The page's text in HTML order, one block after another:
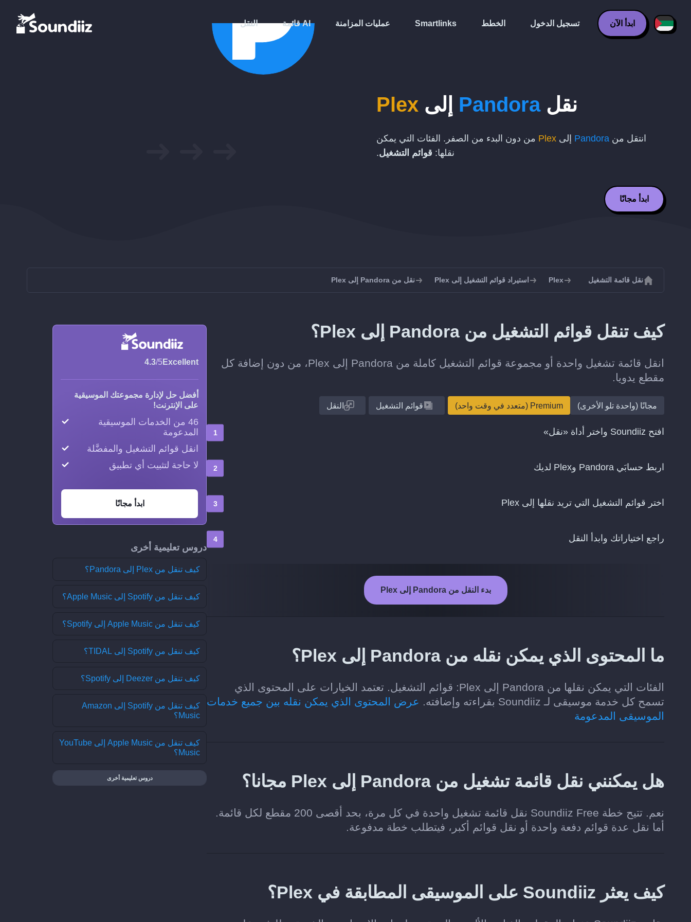
النقل قائمة AI عمليات المزامنة Smartlinks الخطط تسجيل الدخول ابدأ الآن
نقلPandora إلى Plex
انتقل من Pandora إلى Plex من دون البدء من الصفر. الفئات التي يمكن
نقلها: قوائم التشغيل.
ابدأ مجانًا
نقل قائمة التشغيل Plex استيراد قوائم التشغيل إلى Plex نقل من Pandora إلى Plex
كيف تنقل قوائم التشغيل من Pandora إلى Plex؟
انقل قائمة تشغيل واحدة أو مجموعة قوائم التشغيل كاملة من Pandora إلى Plex، من دون إضافة كل
مقطع يدويا.
مجانًا (واحدة تلو الأخرى) Premium (متعدد في وقت واحد) قوائم التشغيل النقل
افتح Soundiiz واختر أداة «نقل»
اربط حسابَي Pandora وPlex لديك
اختر قوائم التشغيل التي تريد نقلها إلى Plex
راجع اختياراتك وابدأ النقل
بدء النقل من Pandora إلى Plex
ما المحتوى الذي يمكن نقله من Pandora إلى Plex؟
الفئات التي يمكن نقلها من Pandora إلى Plex: قوائم التشغيل. تعتمد الخيارات على المحتوى الذي
تسمح كل خدمة موسيقى لـ Soundiiz بقراءته وإضافته.
عرض المحتوى الذي يمكن نقله بين جميع خدمات
الموسيقى المدعومة
هل يمكنني نقل قائمة تشغيل من Pandora إلى Plex مجانا؟
نعم. تتيح خطة Soundiiz Free نقل قائمة تشغيل واحدة في كل مرة، بحد أقصى 200 مقطع لكل قائمة.
أما نقل عدة قوائم دفعة واحدة أو نقل قوائم أكبر، فيتطلب خطة مدفوعة.
كيف يعثر Soundiiz على الموسيقى المطابقة في Plex؟
Excellent
4.3/5
أفضل حل لإدارة مجموعتك الموسيقية
على الإنترنت!
46 من الخدمات الموسيقية
المدعومة
انقل قوائم التشغيل والمفضَّلة
لا حاجة لتثبيت أي تطبيق
ابدأ مجانًا
دروس تعليمية أخرى
كيف تنقل من Plex إلى Pandora؟
كيف تنقل من Spotify إلى Apple Music؟
كيف تنقل من Apple Music إلى Spotify؟
كيف تنقل من Spotify إلى TIDAL؟
كيف تنقل من Deezer إلى Spotify؟
كيف تنقل من Spotify إلى Amazon
Music؟
كيف تنقل من Apple Music إلى YouTube
Music؟
دروس تعليمية أخرى